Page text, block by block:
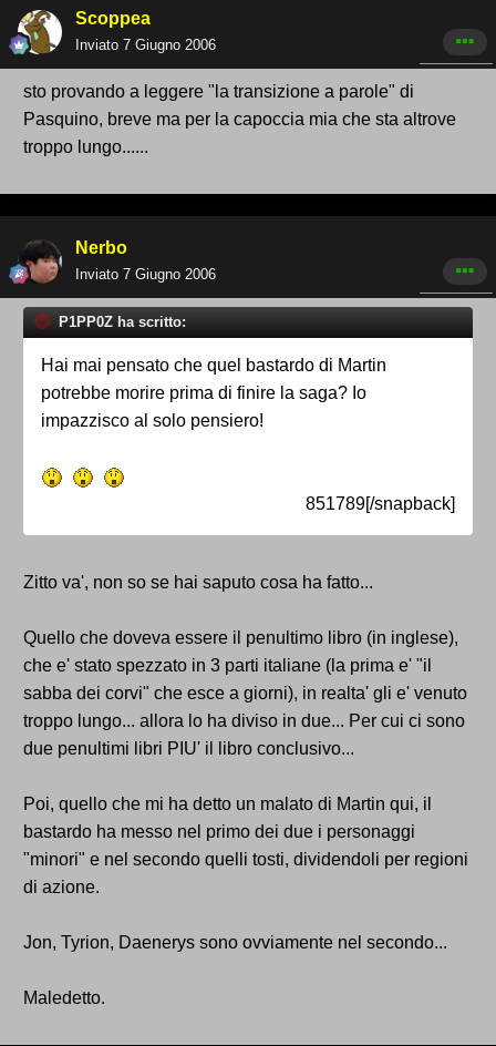
Scoppea
Inviato 7 Giugno 2006
sto provando a leggere "la transizione a parole" di
Pasquino, breve ma per la capoccia mia che sta altrove
troppo lungo......
Nerbo
Inviato 7 Giugno 2006
P1PP0Z ha scritto:
Hai mai pensato che quel bastardo di Martin
potrebbe morire prima di finire la saga? Io
impazzisco al solo pensiero!
851789[/snapback]
Zitto va', non so se hai saputo cosa ha fatto...
Quello che doveva essere il penultimo libro (in inglese),
che e' stato spezzato in 3 parti italiane (la prima e' "il
sabba dei corvi" che esce a giorni), in realta' gli e' venuto
troppo lungo... allora lo ha diviso in due... Per cui ci sono
due penultimi libri PIU' il libro conclusivo...
Poi, quello che mi ha detto un malato di Martin qui, il
bastardo ha messo nel primo dei due i personaggi
"minori" e nel secondo quelli tosti, dividendoli per regioni
di azione.
Jon, Tyrion, Daenerys sono ovviamente nel secondo...
Maledetto.